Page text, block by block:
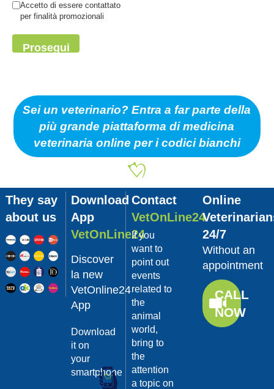
Accetto di essere contattato
per finalità promozionali
Prosegui
Sei un veterinario? Entra a far parte della
più grande piattaforma di medicina
veterinaria online per i codici bianchi
They say
about us
Download
App
VetOnLine24
Discover
la new
VetOnline24
App
Download
it on
your
smartphone
Contact
VetOnLine24
If you
want to
point out
events
related to
the
animal
world,
bring to
the
attention
a topic on
Online
24/7
Without an
appointment
CALL
NOW